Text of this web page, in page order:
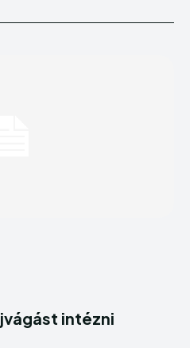
intézni